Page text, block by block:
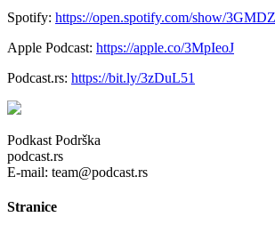
Spotify: https://open.spotify.com/show/
Apple Podcast: https://apple.co/3MpIeoJ
Podcast.rs: https://bit.ly/3zDuL51
Podkast Podrška
podcast.rs
E-mail: team@podcast.rs
Stranice